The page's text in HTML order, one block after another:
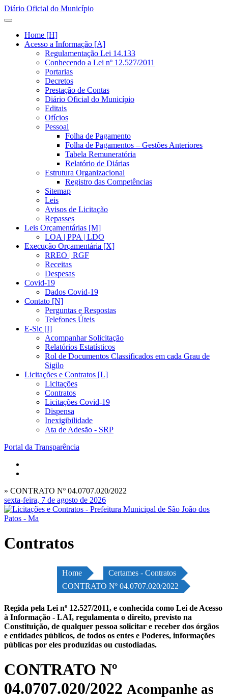
Diário Oficial do Município
Home [H]
Acesso a Informação [A]
Regulamentação Lei 14.133
Conhecendo a Lei nº 12.527/2011
Portarias
Decretos
Prestação de Contas
Diário Oficial do Município
Editais
Ofícios
Pessoal
Folha de Pagamento
Folha de Pagamentos – Gestões Anteriores
Tabela Remuneratória
Relatório de Diárias
Estrutura Organizacional
Registro das Competências
Sitemap
Leis
Avisos de Licitação
Repasses
Leis Orçamentárias [M]
LOA | PPA | LDO
Execução Orçamentária [X]
RREO | RGF
Receitas
Despesas
Covid-19
Dados Covid-19
Contato [N]
Perguntas e Respostas
Telefones Úteis
E-Sic [I]
Acompanhar Solicitação
Relatórios Estatísticos
Rol de Documentos Classificados em cada Grau de
Sigilo
Licitações e Contratos [L]
Licitações
Contratos
Licitações Covid-19
Dispensa
Inexigibilidade
Ata de Adesão - SRP
Portal da Transparência
» CONTRATO Nº 04.0707.020/2022
sexta-feira, 7 de agosto de 2026
Contratos
Home
Certames - Contratos
CONTRATO Nº 04.0707.020/2022
Regida pela Lei nº 12.527/2011, e conhecida como Lei de Acesso
à Informação - LAI, regulamenta o direito, previsto na
Constituição, de qualquer pessoa solicitar e receber dos órgãos
e entidades públicos, de todos os entes e Poderes, informações
públicas por eles produzidas ou custodiadas.
CONTRATO Nº
04.0707.020/2022 Acompanhe as